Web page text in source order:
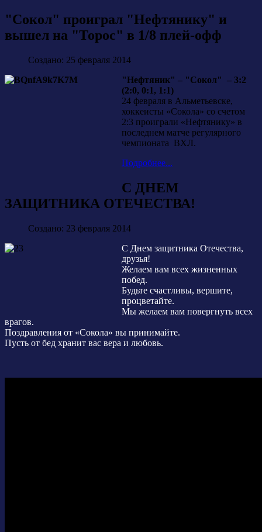
"Сокол" проиграл "Нефтянику" и
вышел на "Торос" в 1/8 плей-офф
Создано: 25 февраля 2014
"Нефтяник" – "Сокол" – 3:2
(2:0, 0:1, 1:1)
24 февраля в Альметьевске,
хоккеисты «Сокола» со счетом
2:3 проиграли «Нефтянику» в
последнем матче регулярного
чемпионата ВХЛ.
Подробнее...
С ДНЕМ
ЗАЩИТНИКА ОТЕЧЕСТВА!
Создано: 23 февраля 2014
С Днем защитника Отечества,
друзья!
Желаем вам всех жизненных
побед.
Будьте счастливы, вершите,
процветайте.
Мы желаем вам повергнуть всех
врагов.
Поздравления от «Сокола» вы принимайте.
Пусть от бед хранит вас вера и любовь.